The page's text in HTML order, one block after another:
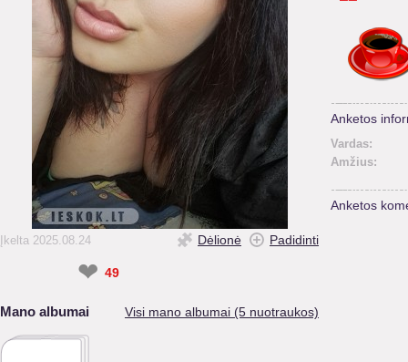
Įkelta 2025.08.24 Dėlionė Padidinti
❤ 49
Mano albumai Visi mano albumai (5 nuotraukos)
Anketos
Vardas:
Amžius:
Anketos